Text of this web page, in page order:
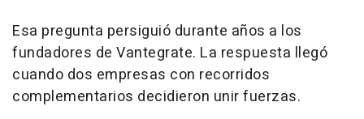
Esa pregunta persiguió durante años a los
fundadores de Vantegrate. La respuesta llegó
cuando dos empresas con recorridos
complementarios decidieron unir fuerzas.